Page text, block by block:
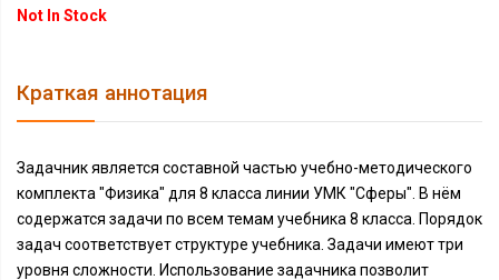
Not In Stock
Краткая аннотация
Задачник является составной частью учебно-методического
комплекта "Физика" для 8 класса линии УМК "Сферы". В нём
содержатся задачи по всем темам учебника 8 класса. Порядок
задач соответствует структуре учебника. Задачи имеют три
уровня сложности. Использование задачника позволит